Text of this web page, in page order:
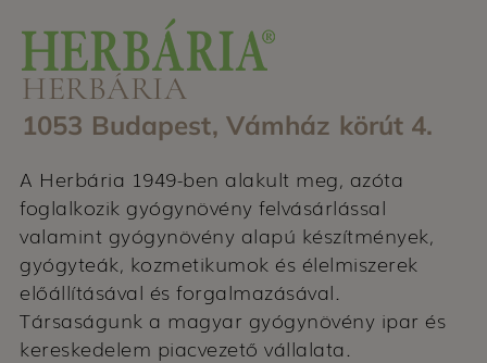
HERBÁRIA
1053 Budapest, Vámház körút 4.
A Herbária 1949-ben alakult meg, azóta
foglalkozik gyógynövény felvásárlással
valamint gyógynövény alapú készítmények,
gyógyteák, kozmetikumok és élelmiszerek
előállításával és forgalmazásával.
Társaságunk a magyar gyógynövény ipar és
kereskedelem piacvezető vállalata.